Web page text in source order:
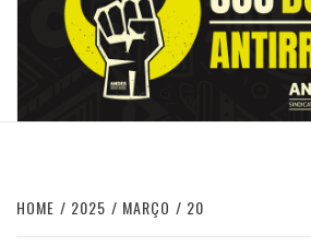
HOME 2025 MARÇO 20